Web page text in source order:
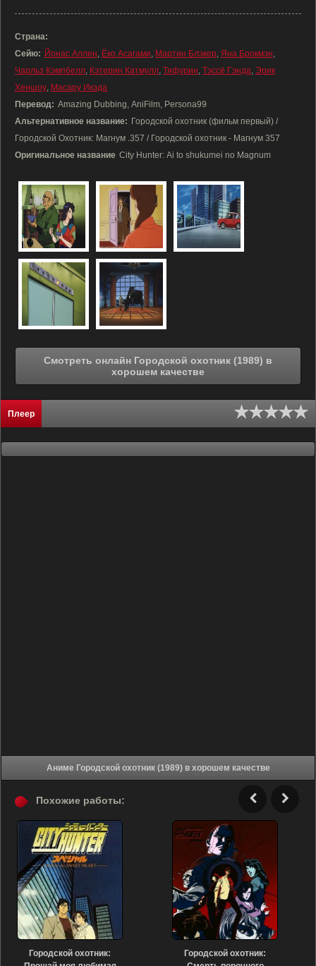
Страна:
Сейю: Йонас Аллен, Ёко Асагами, Мартин Блэкер, Яна Брокмэн,
Чарльз Кэмпбелл, Кэтерин Катмулл, Тяфурин, Тэссё Гэнда, Эрик
Хеншоу, Масару Икэда
Перевод: Amazing Dubbing, AniFilm, Persona99
Альтернативное название: Городской охотник (фильм первый) /
Городской Охотник: Магнум .357 / Городской охотник - Магнум 357
Оригинальное название City Hunter: Ai to shukumei no Magnum
Смотреть онлайн Городской охотник (1989) в
хорошем качестве
Плеер
Аниме Городской охотник (1989) в хорошем качестве
Похожие работы:
Городской охотник:
Городской охотник: